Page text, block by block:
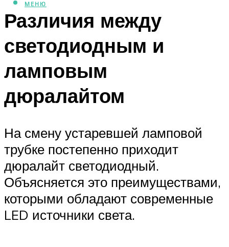
МЕНЮ
Различия между
светодиодным и
ламповым
дюралайтом
На смену устаревшей ламповой
трубке постепенно приходит
дюралайт светодиодный.
Объясняется это преимуществами,
которыми обладают современные
LED источники света.